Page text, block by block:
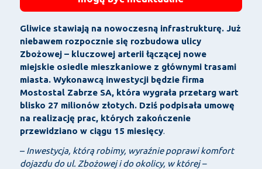
Gliwice stawiają na nowoczesną infrastrukturę. Już
niebawem rozpocznie się rozbudowa ulicy
Zbożowej – kluczowej arterii łączącej nowe
miejskie osiedle mieszkaniowe z głównymi trasami
miasta. Wykonawcą inwestycji będzie firma
Mostostal Zabrze SA, która wygrała przetarg wart
blisko 27 milionów złotych. Dziś podpisała umowę
na realizację prac, których zakończenie
przewidziano w ciągu 15 miesięcy.
– Inwestycja, którą robimy, wyraźnie poprawi komfort
dojazdu do ul. Zbożowej i do okolicy, w której –